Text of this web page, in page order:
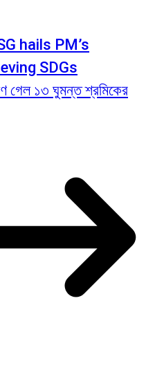
hails PM’s
SDGs
গেল ১৩ ঘুমন্ত শ্রমিকের